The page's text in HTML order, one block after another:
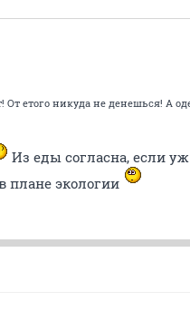
етого никуда не денешься! А
Из еды согласна, если
плане экологии